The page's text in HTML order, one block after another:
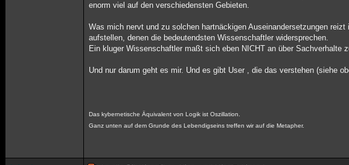
enorm viel auf den verschiedensten Gebieten.
Was mich nervt und zu solchen hartnäckigen Auseinandersetzungen
aufstellen, denen die bedeutendsten Wissenschaftler widersprechen.
Ein kluger Wissenschaftler maßt sich eben NICHT an über
Und nur darum geht es mir. Und es gibt User , die das verstehen (siehe
Das kybernetische Äquivalent von Logik ist Oszillation.
Ganz unten auf dem Grunde des Lebendigseins treffen wir auf die Metapher.